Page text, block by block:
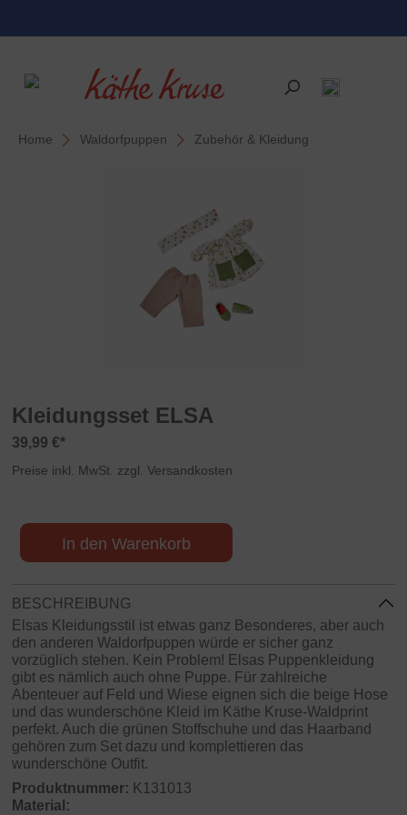
Home Waldorfpuppen Zubehör & Kleidung
Kleidungsset ELSA
39,99 €*
Preise inkl. MwSt. zzgl. Versandkosten
In den Warenkorb
BESCHREIBUNG
Elsas Kleidungsstil ist etwas ganz Besonderes, aber auch
den anderen Waldorfpuppen würde er sicher ganz
vorzüglich stehen. Kein Problem! Elsas Puppenkleidung
gibt es nämlich auch ohne Puppe. Für zahlreiche
Abenteuer auf Feld und Wiese eignen sich die beige Hose
und das wunderschöne Kleid im Käthe Kruse-Waldprint
perfekt. Auch die grünen Stoffschuhe und das Haarband
gehören zum Set dazu und komplettieren das
wunderschöne Outfit.
Produktnummer: K131013
Material: